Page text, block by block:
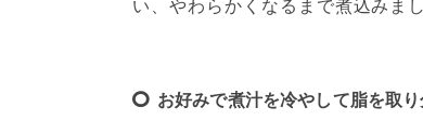
い、やわらかくなるまで煮込みま
お好みで煮汁を冷やして脂を取